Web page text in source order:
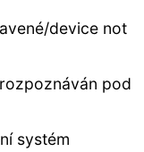
device not
pod
systém